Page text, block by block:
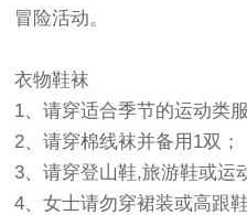
冒险活动。
衣物鞋袜
1、请穿适合季节的运动类
2、请穿棉线袜并备用1双；
3、请穿登山鞋,旅游鞋或运
4、女士请勿穿裙装或高跟鞋